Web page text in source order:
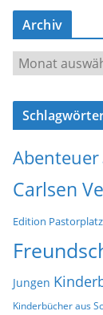
-
d
s
e
Archiv
r
c
v
Abenteuer
Carlsen
Edition Pastorplatz
Jungen
Kinderbücher aus